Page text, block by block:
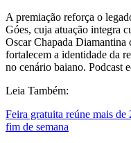
A premiação reforça o
Góes, cuja atuação integra
Oscar Chapada Diamantina
fortalecem a identidade da
no cenário baiano. Podcast
Leia Também:
Feira gratuita reúne mais
fim de semana